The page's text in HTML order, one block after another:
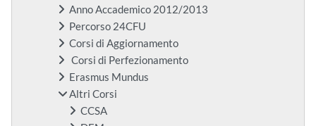
Anno Accademico 2012/2013
Percorso 24CFU
Corsi di Aggiornamento
Corsi di Perfezionamento
Erasmus Mundus
Altri Corsi
CCSA